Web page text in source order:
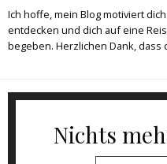
Ich hoffe, mein Blog motiviert
entdecken und dich auf eine
begeben. Herzlichen Dank, dass
Nichts